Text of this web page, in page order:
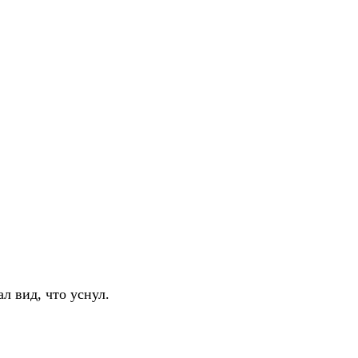
вид, что уснул.